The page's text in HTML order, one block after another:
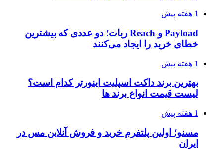
1 هفته پیش
Payload و Reach ربات؛ دو عددی که بیشترین
خطای خرید را ایجاد می‌کنند
1 هفته پیش
بهترین برند داکت اسپلیت اینورتر کدام است؟
لیست قیمت انواع برند ها
1 هفته پیش
مسنو؛ اولین پلتفرم خرید و فروش آنلاین مس در
ایران